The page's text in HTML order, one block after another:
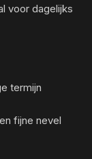
voor dagelijks
termijn
fijne nevel